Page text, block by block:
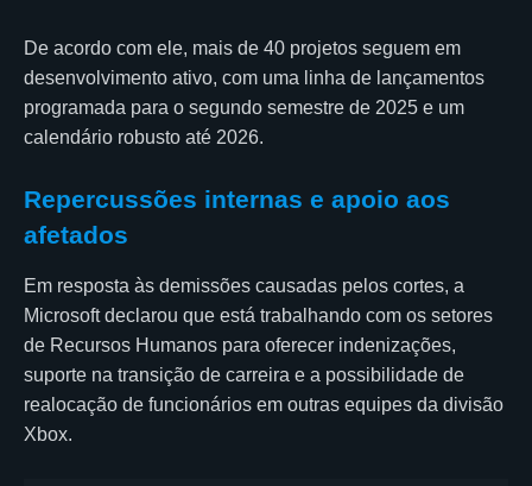
De acordo com ele, mais de 40 projetos seguem em
desenvolvimento ativo, com uma linha de lançamentos
programada para o segundo semestre de 2025 e um
calendário robusto até 2026.
Repercussões internas e apoio aos
afetados
Em resposta às demissões causadas pelos cortes, a
Microsoft declarou que está trabalhando com os setores
de Recursos Humanos para oferecer indenizações,
suporte na transição de carreira e a possibilidade de
realocação de funcionários em outras equipes da divisão
Xbox.